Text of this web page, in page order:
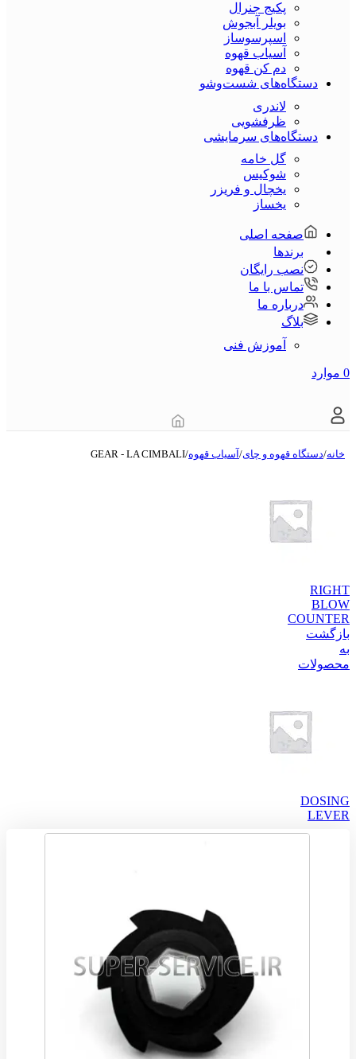
پکیج جنرال
بویلر آبجوش
اسپرسوساز
آسیاب قهوه
دم کن قهوه
دستگاه‌های شست‌و‌شو
لاندری
ظرفشویی
دستگاه‌های سرمایشی
گل خامه
شوکیس
یخچال و فریزر
یخساز
صفحه اصلی
برندها
نصب رایگان
تماس با ما
درباره ما
بلاگ
آموزش فنی
0 موارد
خانه/دستگاه قهوه و چای/آسیاب قهوه/
GEAR - LA CIMBALI
RIGHT
BLOW
COUNTER
بازگشت
به
محصولات
DOSING
LEVER